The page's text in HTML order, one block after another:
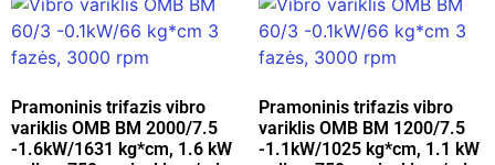
Pramoninis trifazis vibro
variklis OMB BM 2000/7.5
-1.6kW/1631 kg*cm, 1.6 kW
Pramoninis trifazis vibro
variklis OMB BM 1200/7.5
-1.1kW/1025 kg*cm, 1.1 kW